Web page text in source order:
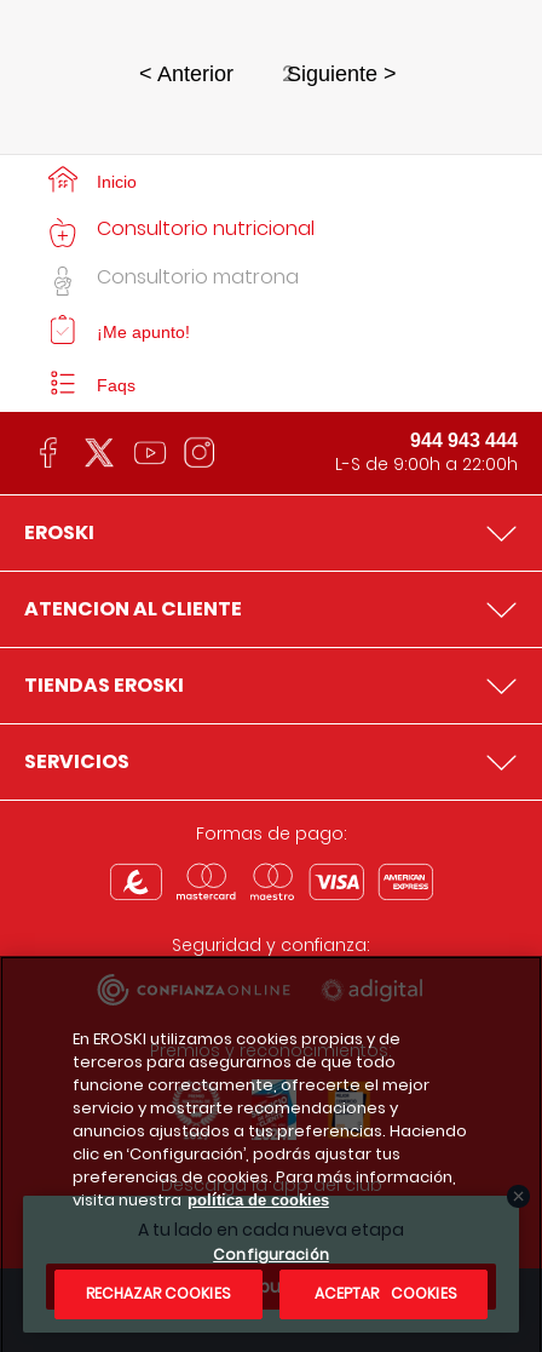
< Anterior 2Siguiente >
A tu lado en cada nueva etapa
¿Te apuntas?
Inicio
Consultorio nutricional
Consultorio matrona
¡Me apunto!
Faqs
944 943 444
L-S de 9:00h a 22:00h
EROSKI
ATENCION AL CLIENTE
TIENDAS EROSKI
SERVICIOS
Formas de pago:
Seguridad y confianza:
Premios y reconocimientos:
Descarga la app del club
Condiciones legales
En EROSKI utilizamos cookies propias y de
terceros para asegurarnos de que todo
funcione correctamente, ofrecerte el mejor
servicio y mostrarte recomendaciones y
anuncios ajustados a tus preferencias. Haciendo
clic en ‘Configuración’, podrás ajustar tus
preferencias de cookies. Para más información,
visita nuestra política de cookies
Configuración
RECHAZAR COOKIES
ACEPTAR COOKIES